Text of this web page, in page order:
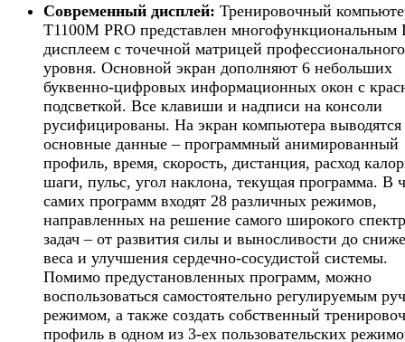
Современный дисплей: Тренировочный
T1100M PRO представлен многофункциональным
дисплеем с точечной матрицей профессионального
уровня. Основной экран дополняют 6 небольших
буквенно-цифровых информационных окон с
подсветкой. Все клавиши и надписи на консоли
русифицированы. На экран компьютера выводятся
основные данные – программный анимированный
профиль, время, скорость, дистанция, расход
шаги, пульс, угол наклона, текущая программа. В
самих программ входят 28 различных режимов,
направленных на решение самого широкого
задач – от развития силы и выносливости до
веса и улучшения сердечно-сосудистой системы.
Помимо предустановленных программ, можно
воспользоваться самостоятельно регулируемым
режимом, а также создать собственный
профиль в одном из 3-ех пользовательских